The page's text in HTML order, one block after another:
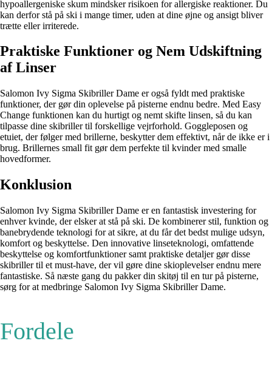
hypoallergeniske skum mindsker risikoen for allergiske reaktioner. Du
kan derfor stå på ski i mange timer, uden at dine øjne og ansigt bliver
trætte eller irriterede.
Praktiske Funktioner og Nem Udskiftning
af Linser
Salomon Ivy Sigma Skibriller Dame er også fyldt med praktiske
funktioner, der gør din oplevelse på pisterne endnu bedre. Med Easy
Change funktionen kan du hurtigt og nemt skifte linsen, så du kan
tilpasse dine skibriller til forskellige vejrforhold. Goggleposen og
etuiet, der følger med brillerne, beskytter dem effektivt, når de ikke er i
brug. Brillernes small fit gør dem perfekte til kvinder med smalle
hovedformer.
Konklusion
Salomon Ivy Sigma Skibriller Dame er en fantastisk investering for
enhver kvinde, der elsker at stå på ski. De kombinerer stil, funktion og
banebrydende teknologi for at sikre, at du får det bedst mulige udsyn,
komfort og beskyttelse. Den innovative linseteknologi, omfattende
beskyttelse og komfortfunktioner samt praktiske detaljer gør disse
skibriller til et must-have, der vil gøre dine skioplevelser endnu mere
fantastiske. Så næste gang du pakker din skitøj til en tur på pisterne,
sørg for at medbringe Salomon Ivy Sigma Skibriller Dame.
Fordele